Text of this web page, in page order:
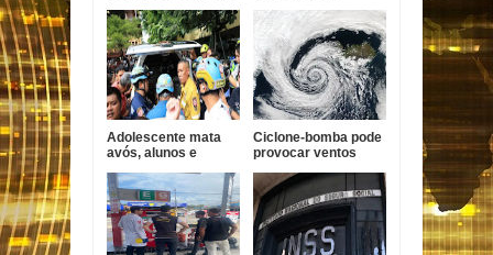
da Ponte do Futuro e
Lucas diz que ex-
prefeito tem
experiência com
obra parada
Adolescente mata
avós, alunos e
escola na Tailândia
Ciclone-bomba pode
provocar ventos
temporais em parte
do Brasil